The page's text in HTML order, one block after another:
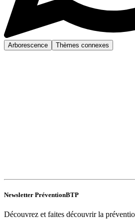
Arborescence Thèmes connexes
Newsletter PréventionBTP
Découvrez et faites découvrir la